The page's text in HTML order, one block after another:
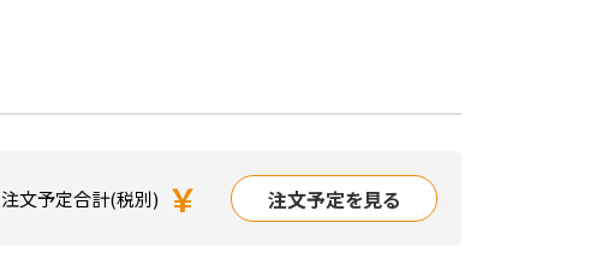
注文予定合計(税別) ￥ 注文予定を見る